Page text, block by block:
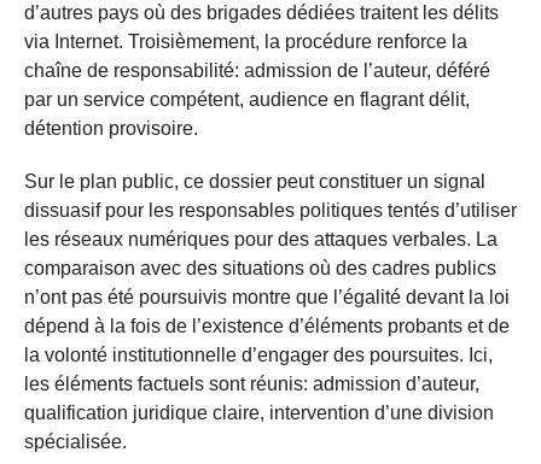
d’autres pays où des brigades dédiées traitent les délits
via Internet. Troisièmement, la procédure renforce la
chaîne de responsabilité: admission de l’auteur, déféré
par un service compétent, audience en flagrant délit,
détention provisoire.
Sur le plan public, ce dossier peut constituer un signal
dissuasif pour les responsables politiques tentés d’utiliser
les réseaux numériques pour des attaques verbales. La
comparaison avec des situations où des cadres publics
n’ont pas été poursuivis montre que l’égalité devant la loi
dépend à la fois de l’existence d’éléments probants et de
la volonté institutionnelle d’engager des poursuites. Ici,
les éléments factuels sont réunis: admission d’auteur,
qualification juridique claire, intervention d’une division
spécialisée.